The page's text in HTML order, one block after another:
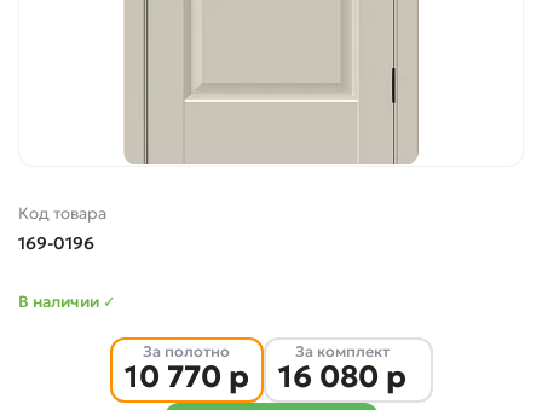
Код товара
169-0196
В наличии ✓
За полотно
10 770 р
За комплект
16 080 р